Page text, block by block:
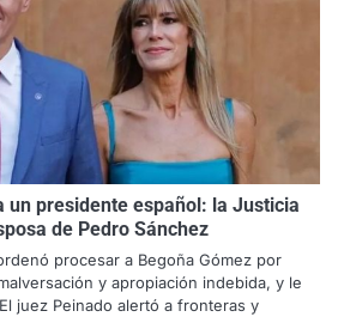
un presidente español: la Justicia
de Pedro Sánchez
procesar a Begoña Gómez por
y apropiación indebida, y le
juez Peinado alertó a fronteras y